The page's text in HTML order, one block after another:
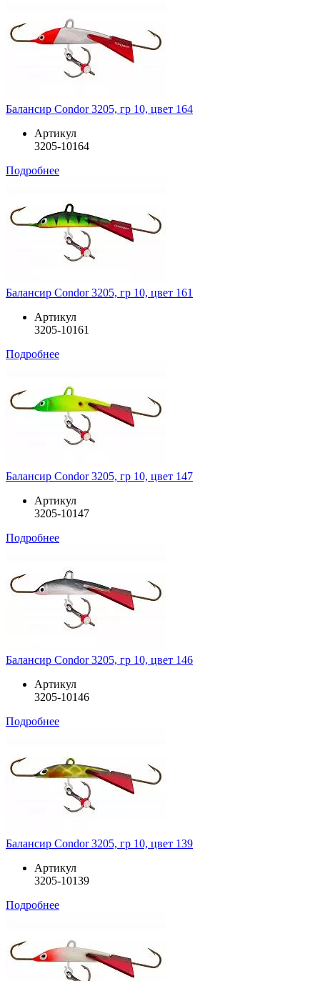
Балансир Condor 3205, гр 10, цвет 164
Артикул
3205-10164
Подробнее
Балансир Condor 3205, гр 10, цвет 161
Артикул
3205-10161
Подробнее
Балансир Condor 3205, гр 10, цвет 147
Артикул
3205-10147
Подробнее
Балансир Condor 3205, гр 10, цвет 146
Артикул
3205-10146
Подробнее
Балансир Condor 3205, гр 10, цвет 139
Артикул
3205-10139
Подробнее